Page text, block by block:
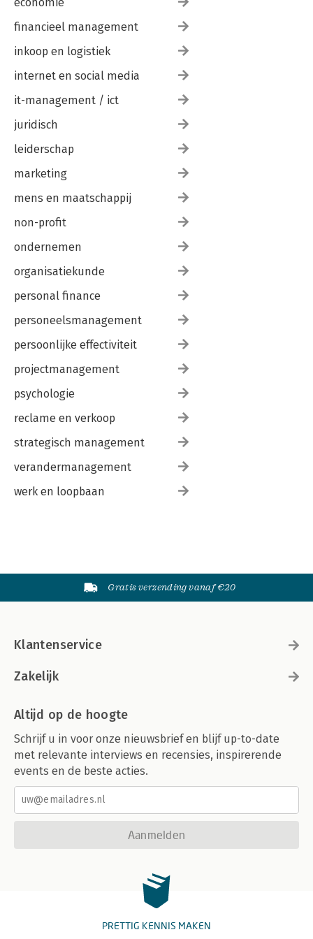
5. Filmtitel ....163
7. Cijfer ....165
8. Fijn dat je erbij bent ....166
9. Boomerangkaarten ....167
10. De volgende bijeenkomst doen we het nog beter ....168
De intervisiebegeleider balanceert
financieel management
inkoop en logistiek
internet en social media
it-management / ict
juridisch
leiderschap
marketing
mens en maatschappij
non-profit
ondernemen
organisatiekunde
personal finance
personeelsmanagement
persoonlijke effectiviteit
projectmanagement
psychologie
reclame en verkoop
strategisch management
verandermanagement
werk en loopbaan
Gratis verzending vanaf €20
Klantenservice
Zakelijk
Altijd op de hoogte
Schrijf u in voor onze nieuwsbrief en blijf up-to-date
met relevante interviews en recensies, inspirerende
events en de beste acties.
Aanmelden
PRETTIG KENNIS MAKEN